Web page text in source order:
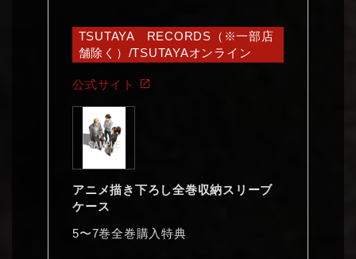
TSUTAYA RECORDS（※一部店
舗除く）/TSUTAYAオンライン
公式サイト
アニメ描き下ろし全巻収納スリーブ
ケース
5〜7巻全巻購入特典